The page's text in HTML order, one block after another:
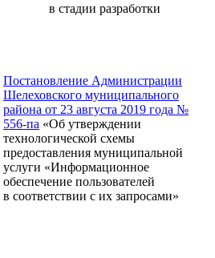
в стадии разработки
Постановление Администрации
Шелеховского муниципального
района от 23 августа 2019 года №
556-па «Об утверждении
технологической схемы
предоставления муниципальной
услуги «Информационное
обеспечение пользователей
в соответствии с их запросами»